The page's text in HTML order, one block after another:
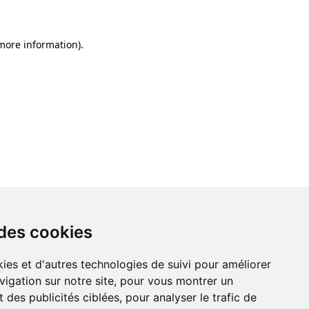
cookies
et d'autres technologies de suivi pour améliorer
sur notre site, pour vous montrer un
des publicités ciblées, pour analyser le trafic de
information).